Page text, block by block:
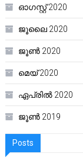
ഓഗസ്റ്റ്‌ 2020
ജൂലൈ 2020
ജൂൺ 2020
മെയ്‌ 2020
ഏപ്രിൽ 2020
ജൂൺ 2019
Posts